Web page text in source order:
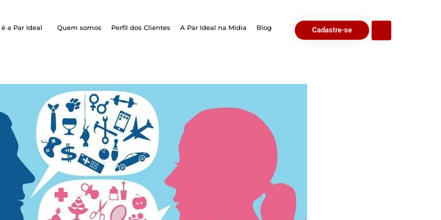
a Par Ideal Quem somos Perfil dos Clientes A Par Ideal na Mídia Blog Cadastre-se